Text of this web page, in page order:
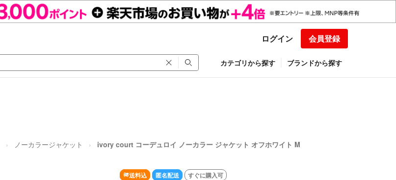
ログイン 会員登録
カテゴリから探す ブランドから探す
ノーカラージャケット ivory court コーデュロイ ノーカラー ジャケット オフホワイト M
送料込 匿名配送 すぐに購入可